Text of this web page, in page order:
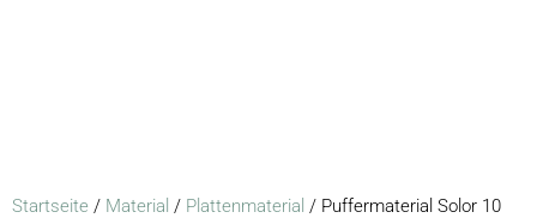
Startseite / Material / Plattenmaterial / Puffermaterial Solor 10